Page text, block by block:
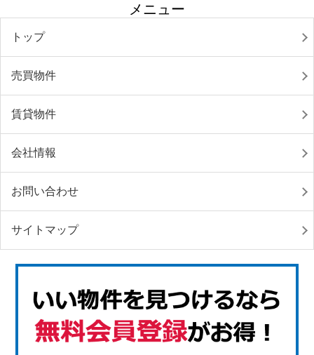
メニュー
トップ
売買物件
賃貸物件
会社情報
お問い合わせ
サイトマップ